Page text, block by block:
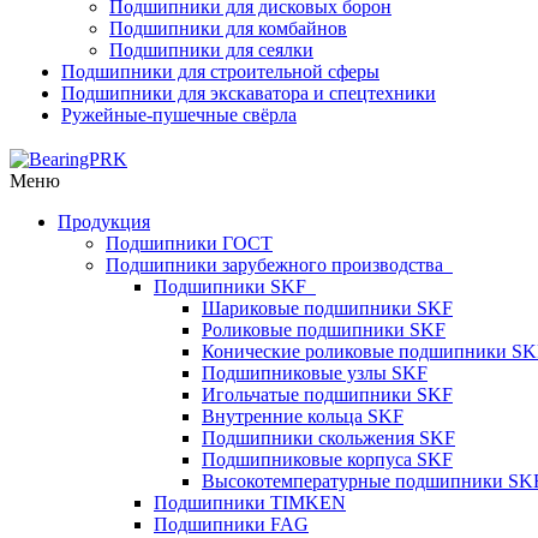
Подшипники для дисковых борон
Подшипники для комбайнов
Подшипники для сеялки
Подшипники для строительной сферы
Подшипники для экскаватора и спецтехники
Ружейные-пушечные свёрла
Меню
Продукция
Подшипники ГОСТ
Подшипники зарубежного производства
Подшипники SKF
Шариковые подшипники SKF
Роликовые подшипники SKF
Конические роликовые подшипники
Подшипниковые узлы SKF
Игольчатые подшипники SKF
Внутренние кольца SKF
Подшипники скольжения SKF
Подшипниковые корпуса SKF
Высокотемпературные подшипники
Подшипники TIMKEN
Подшипники FAG